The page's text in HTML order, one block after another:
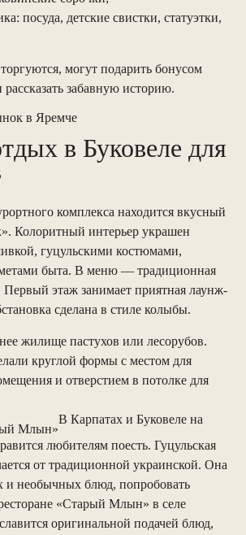
посуда, детские свистки, статуэтки,
могут подарить бонусом
забавную историю.
в Буковеле для
комплекса находится вкусный
Колоритный интерьер украшен
гуцульскими костюмами,
быта. В меню — традиционная
Первый этаж занимает приятная лаунж-
сделана в стиле колыбы.
жилище пастухов или лесорубов.
круглой формы с местом для
и отверстием в потолке для
В Карпатах и Буковеле на
любителям поесть. Гуцульская
от традиционной украинской. Она
и необычных блюд, попробовать
«Старый Млын» в селе
оригинальной подачей блюд,